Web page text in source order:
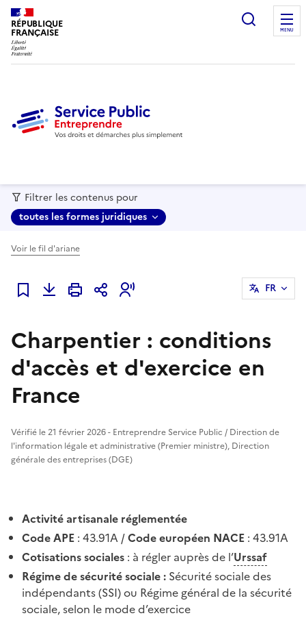
RÉPUBLIQUE
FRANÇAISE MENU
Filtrer les contenus pour
toutes les formes juridiques
Voir le fil d'ariane
Ajouter à mes favoris
FR
Charpentier : conditions
d'accès et d'exercice en
France
Vérifié le 21 février 2026 - Entreprendre Service Public / Direction de
l'information légale et administrative (Premier ministre), Direction
générale des entreprises (DGE)
Activité artisanale réglementée
Code APE : 43.91A /Code européen NACE : 43.91A
Cotisations sociales : à régler auprès de l’Urssaf
Régime de sécurité sociale : Sécurité sociale des
indépendants (SSI) ou Régime général de la sécurité
sociale, selon le mode d’exercice